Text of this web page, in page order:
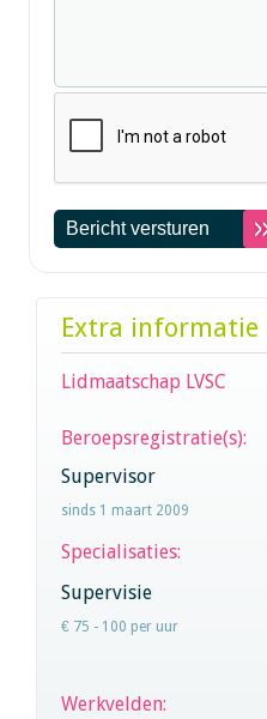
Extra informatie
Lidmaatschap LVSC
Beroepsregistratie(s):
Supervisor
sinds 1 maart 2009
Specialisaties:
Supervisie
€ 75 - 100 per uur
Werkvelden: